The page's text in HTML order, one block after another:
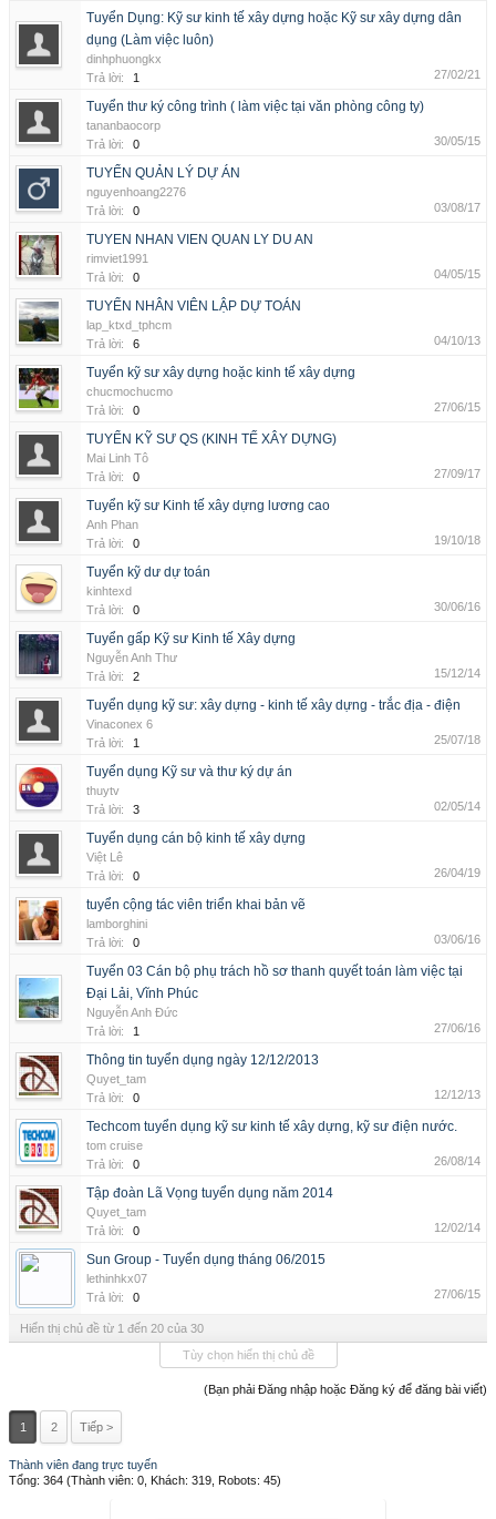
Tuyển Dụng: Kỹ sư kinh tế xây dựng hoặc Kỹ sư xây dựng dân
dụng (Làm việc luôn)
dinhphuongkx
Trả lời:
1 27/02/21
Tuyển thư ký công trình ( làm việc tại văn phòng công ty)
tananbaocorp
Trả lời:
0 30/05/15
TUYỂN QUẢN LÝ DỰ ÁN
nguyenhoang2276
Trả lời:
0 03/08/17
TUYEN NHAN VIEN QUAN LY DU AN
rimviet1991
Trả lời:
0 04/05/15
TUYỂN NHÂN VIÊN LẬP DỰ TOÁN
lap_ktxd_tphcm
Trả lời:
6 04/10/13
Tuyển kỹ sư xây dựng hoặc kinh tế xây dựng
chucmochucmo
Trả lời:
0 27/06/15
TUYỂN KỸ SƯ QS (KINH TẾ XÂY DỰNG)
Mai Linh Tô
Trả lời:
0 27/09/17
Tuyển kỹ sư Kinh tế xây dựng lương cao
Anh Phan
Trả lời:
0 19/10/18
Tuyển kỹ dư dự toán
kinhtexd
Trả lời:
0 30/06/16
Tuyển gấp Kỹ sư Kinh tế Xây dựng
Nguyễn Anh Thư
Trả lời:
2 15/12/14
Tuyển dụng kỹ sư: xây dựng - kinh tế xây dựng - trắc địa - điện
Vinaconex 6
Trả lời:
1 25/07/18
Tuyển dụng Kỹ sư và thư ký dự án
thuytv
Trả lời:
3 02/05/14
Tuyển dụng cán bộ kinh tế xây dựng
Việt Lê
Trả lời:
0 26/04/19
tuyển cộng tác viên triển khai bản vẽ
lamborghini
Trả lời:
0 03/06/16
Tuyển 03 Cán bộ phụ trách hồ sơ thanh quyết toán làm việc tại
Đại Lải, Vĩnh Phúc
Nguyễn Anh Đức
Trả lời:
1 27/06/16
Thông tin tuyển dụng ngày 12/12/2013
Quyet_tam
Trả lời:
0 12/12/13
Techcom tuyển dụng kỹ sư kinh tế xây dựng, kỹ sư điện nước.
tom cruise
Trả lời:
0 26/08/14
Tập đoàn Lã Vọng tuyển dụng năm 2014
Quyet_tam
Trả lời:
0 12/02/14
Sun Group - Tuyển dụng tháng 06/2015
lethinhkx07
Trả lời:
0 27/06/15
Hiển thị chủ đề từ 1 đến 20 của 30
Tùy chọn hiển thị chủ đề
(Bạn phải Đăng nhập hoặc Đăng ký để đăng bài viết)
1 2 Tiếp >
Thành viên đang trực tuyến
Tổng: 364 (Thành viên: 0, Khách: 319, Robots: 45)